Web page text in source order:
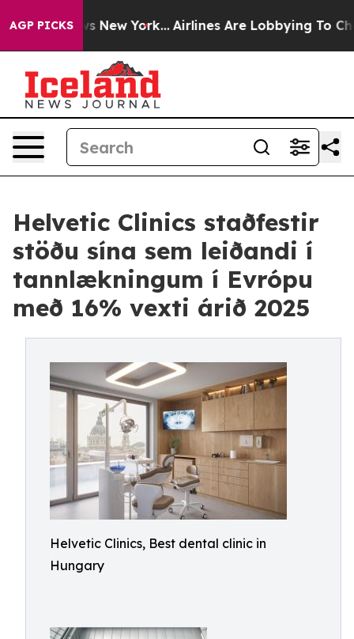
AGP PICKS
News New York... Airlines Are Lobbying To Change
Helvetic Clinics staðfestir
stöðu sína sem leiðandi í
tannlækningum í Evrópu
með 16% vexti árið 2025
Helvetic Clinics, Best dental clinic in
Hungary